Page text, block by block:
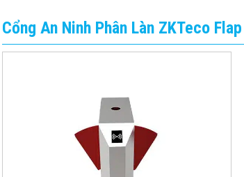
Cổng An Ninh Phân Làn ZKTeco